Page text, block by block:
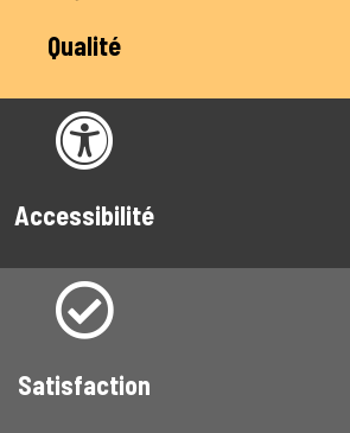
Qualité
Accessibilité
Satisfaction